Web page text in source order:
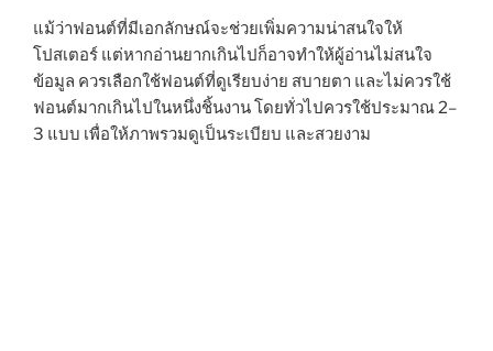
แม้ว่าฟอนต์ที่มีเอกลักษณ์จะช่วยเพิ่มความน่าสนใจให้
โปสเตอร์ แต่หากอ่านยากเกินไปก็อาจทำให้ผู้อ่านไม่สนใจ
ข้อมูล ควรเลือกใช้ฟอนต์ที่ดูเรียบง่าย สบายตา และไม่ควรใช้
ฟอนต์มากเกินไปในหนึ่งชิ้นงาน โดยทั่วไปควรใช้ประมาณ 2–
3 แบบ เพื่อให้ภาพรวมดูเป็นระเบียบ และสวยงาม